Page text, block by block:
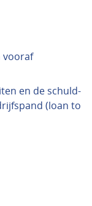
vooraf
en de schuld-
(loan to